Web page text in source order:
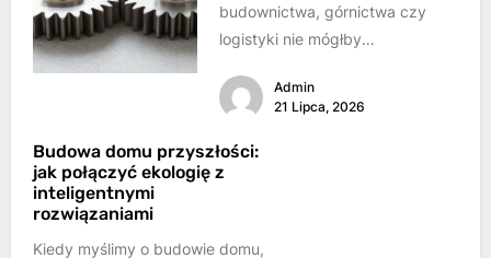
budownictwa, górnictwa czy
logistyki nie mógłby
sprzętu. Maszyny takie jak
koparki, ładowarki, spycharki
czy dźwigi...
Admin
21 Lipca, 2026
Budowa domu przyszłości:
jak połączyć ekologię z
inteligentnymi
rozwiązaniami
Kiedy myślimy o budowie domu,